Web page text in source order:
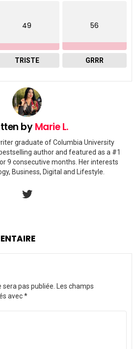
49
TRISTE
56
GRRR
byMarie L.
graduate of Columbia University
author and featured as a #1
9 consecutive months. Her interests
Business, Digital and Lifestyle.
pas publiée. Les champs
avec*